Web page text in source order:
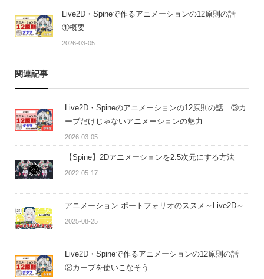
Live2D・Spineで作るアニメーションの12原則の話
①概要
2026-03-05
関連記事
Live2D・Spineのアニメーションの12原則の話 ③カ
ーブだけじゃないアニメーションの魅力
2026-03-05
【Spine】2Dアニメーションを2.5次元にする方法
2022-05-17
アニメーション ポートフォリオのススメ～Live2D～
2025-08-25
Live2D・Spineで作るアニメーションの12原則の話
②カーブを使いこなそう